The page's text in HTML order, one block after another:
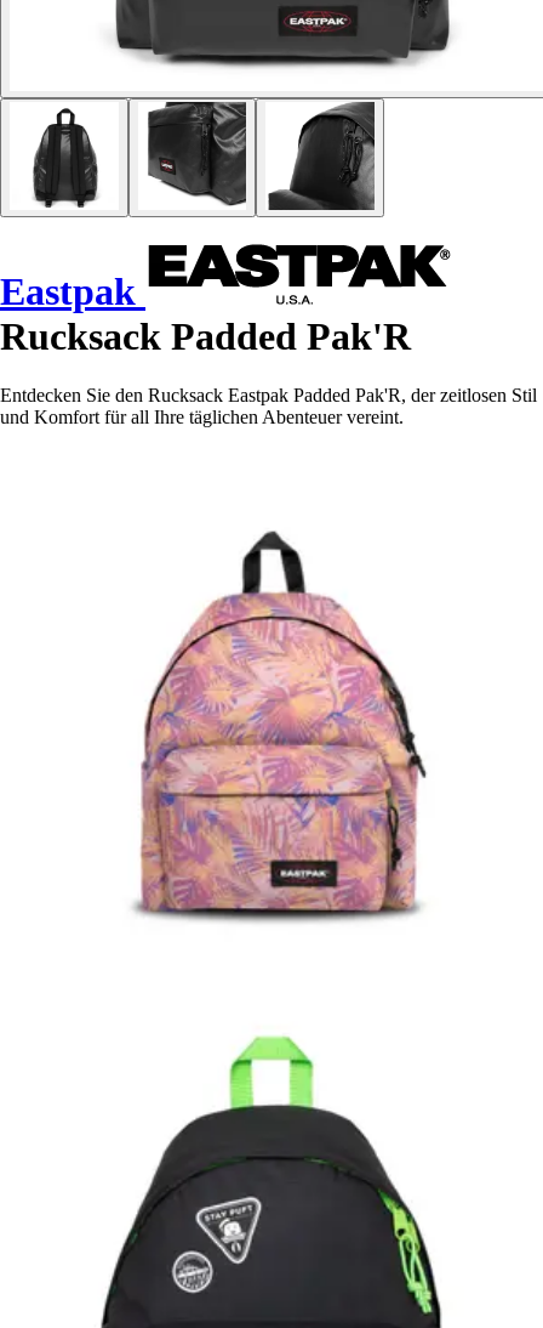
Eastpak
Rucksack Padded Pak'R
Entdecken Sie den Rucksack Eastpak Padded Pak'R, der zeitlosen Stil
und Komfort für all Ihre täglichen Abenteuer vereint.